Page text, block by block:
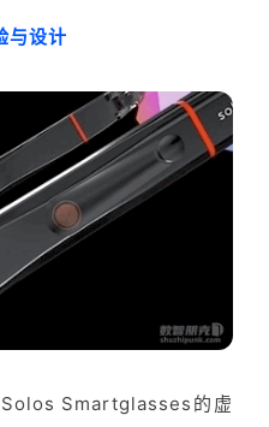
与设计
Smartglasses的虚